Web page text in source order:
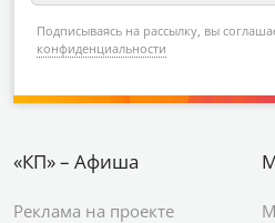
Подписываясь на рассылку, вы
конфиденциальности
«КП» – Афиша
Реклама на проекте